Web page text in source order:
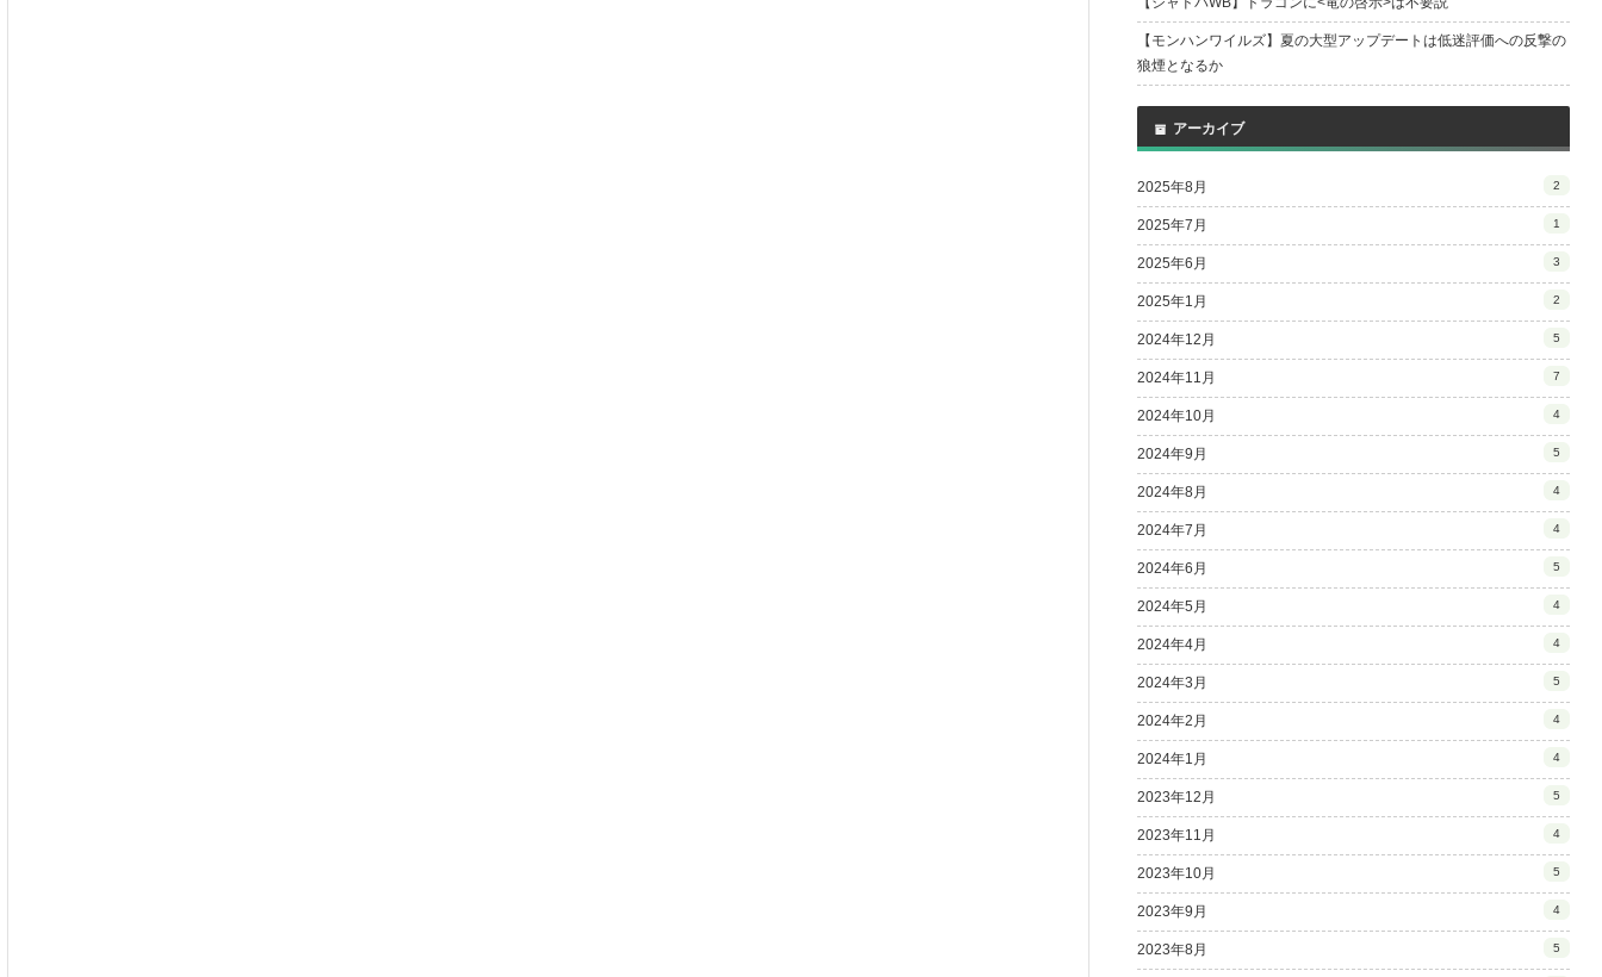
【モンハンワイルズ】夏の大型アップデートは低迷評価への反撃の
狼煙となるか
アーカイブ
2025年8月 2
2025年7月 1
2025年6月 3
2025年1月 2
2024年12月 5
2024年11月 7
2024年10月 4
2024年9月 5
2024年8月 4
2024年7月 4
2024年6月 5
2024年5月 4
2024年4月 4
2024年3月 5
2024年2月 4
2024年1月 4
2023年12月 5
2023年11月 4
2023年10月 5
2023年9月 4
2023年8月 5